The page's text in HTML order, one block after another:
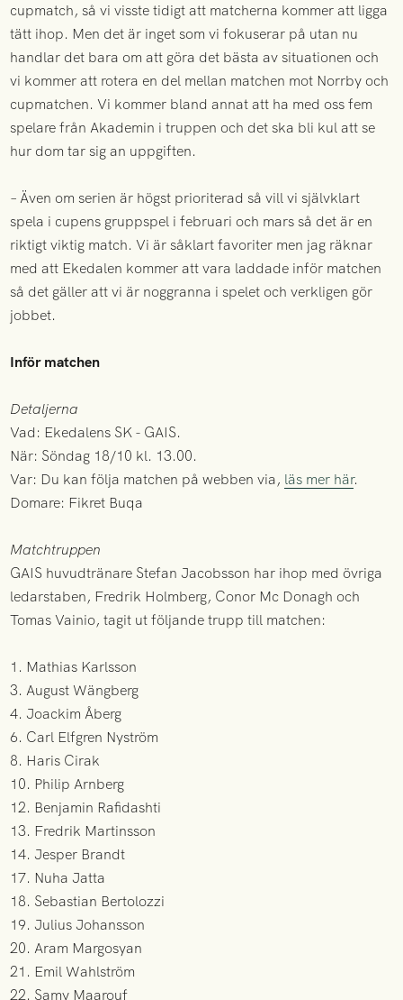
cupmatch, så vi visste tidigt att matcherna kommer att ligga
tätt ihop. Men det är inget som vi fokuserar på utan nu
handlar det bara om att göra det bästa av situationen och
vi kommer att rotera en del mellan matchen mot Norrby och
cupmatchen. Vi kommer bland annat att ha med oss fem
spelare från Akademin i truppen och det ska bli kul att se
hur dom tar sig an uppgiften.
– Även om serien är högst prioriterad så vill vi självklart
spela i cupens gruppspel i februari och mars så det är en
riktigt viktig match. Vi är såklart favoriter men jag räknar
med att Ekedalen kommer att vara laddade inför matchen
så det gäller att vi är noggranna i spelet och verkligen gör
jobbet.
Inför matchen
Detaljerna
Vad: Ekedalens SK - GAIS.
När: Söndag 18/10 kl. 13.00.
Var: Du kan följa matchen på webben via, läs mer här.
Domare: Fikret Buqa
Matchtruppen
GAIS huvudtränare Stefan Jacobsson har ihop med övriga
ledarstaben, Fredrik Holmberg, Conor Mc Donagh och
Tomas Vainio, tagit ut följande trupp till matchen:
1. Mathias Karlsson
3. August Wängberg
4. Joackim Åberg
6. Carl Elfgren Nyström
8. Haris Cirak
10. Philip Arnberg
12. Benjamin Rafidashti
13. Fredrik Martinsson
14. Jesper Brandt
17. Nuha Jatta
18. Sebastian Bertolozzi
19. Julius Johansson
20. Aram Margosyan
21. Emil Wahlström
22. Samy Maarouf